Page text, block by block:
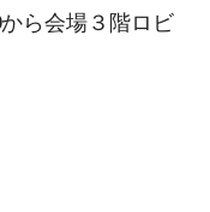
ら会場３階ロビ